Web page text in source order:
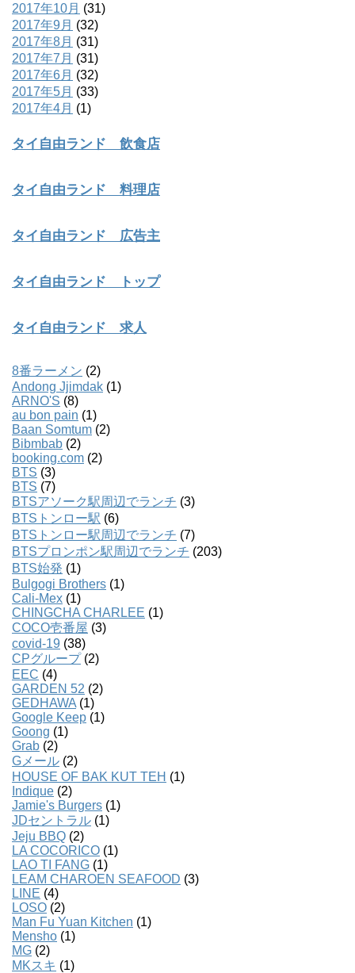
2017年10月 (31)
2017年9月 (32)
2017年8月 (31)
2017年7月 (31)
2017年6月 (32)
2017年5月 (33)
2017年4月 (1)
タイ自由ランド 飲食店
タイ自由ランド 料理店
タイ自由ランド 広告主
タイ自由ランド トップ
タイ自由ランド 求人
8番ラーメン (2)
Andong Jjimdak (1)
ARNO'S (8)
au bon pain (1)
Baan Somtum (2)
Bibmbab (2)
booking.com (2)
BTS (3)
BTS (7)
BTSアソーク駅周辺でランチ (3)
BTSトンロー駅 (6)
BTSトンロー駅周辺でランチ (7)
BTSプロンポン駅周辺でランチ (203)
BTS始発 (1)
Bulgogi Brothers (1)
Cali-Mex (1)
CHINGCHA CHARLEE (1)
COCO壱番屋 (3)
covid-19 (38)
CPグループ(2)
EEC (4)
GARDEN 52 (2)
GEDHAWA (1)
Google Keep (1)
Goong (1)
Grab (2)
Gメール (2)
HOUSE OF BAK KUT TEH (1)
Indique (2)
Jamie's Burgers (1)
JDセントラル (1)
Jeju BBQ (2)
LA COCORICO (1)
LAO TI FANG (1)
LEAM CHAROEN SEAFOOD (3)
LINE (4)
LOSO (2)
Man Fu Yuan Kitchen (1)
Mensho (1)
MG (2)
MKスキ (1)